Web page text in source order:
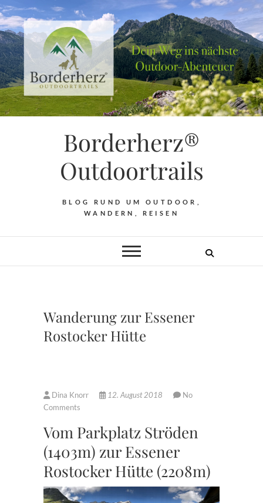
Borderherz®
Outdoortrails
BLOG RUND UM OUTDOOR,
WANDERN, REISEN
Wanderung zur Essener
Rostocker Hütte
Dina Knorr 12. August 2018
No
Comments
Vom Parkplatz Ströden
(1403m) zur Essener
Rostocker Hütte (2208m)